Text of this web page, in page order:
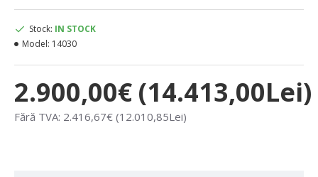
2.900,00€ (14.413,00Lei)
Fără TVA: 2.416,67€ (12.010,85Lei)
Stock: IN STOCK
Model: 14030